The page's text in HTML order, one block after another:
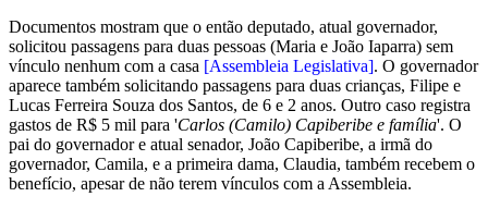
Documentos mostram que o então deputado, atual governador,
solicitou passagens para duas pessoas (Maria e João Iaparra) sem
vínculo nenhum com a casa [Assembleia Legislativa]. O governador
aparece também solicitando passagens para duas crianças, Filipe e
Lucas Ferreira Souza dos Santos, de 6 e 2 anos. Outro caso registra
gastos de R$ 5 mil para 'Carlos (Camilo) Capiberibe e família'. O
pai do governador e atual senador, João Capiberibe, a irmã do
governador, Camila, e a primeira dama, Claudia, também recebem o
benefício, apesar de não terem vínculos com a Assembleia.